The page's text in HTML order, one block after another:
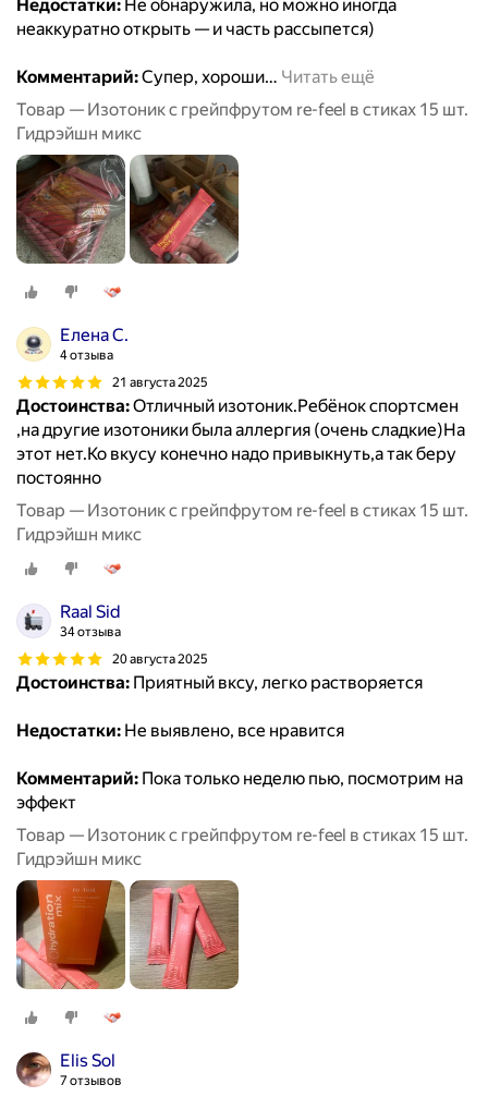
Недостатки: Не обнаружила, но можно иногда
неаккуратно открыть — и часть рассыпется)
Комментарий:Супер, хороши… Читать ещё
Товар — Изотоник с грейпфрутом re-feel в стиках 15 шт.
Гидрэйшн микс
Елена С.
4 отзыва
21 августа 2025
Достоинства:Отличный изотоник.Ребёнок спортсмен
,на другие изотоники была аллергия (очень сладкие)На
этот нет.Ко вкусу конечно надо привыкнуть,а так беру
постоянно
Товар — Изотоник с грейпфрутом re-feel в стиках 15 шт.
Гидрэйшн микс
Raal Sid
34 отзыва
20 августа 2025
Достоинства: Приятный вксу, легко растворяется
Недостатки: Не выявлено, все нравится
Комментарий: Пока только неделю пью, посмотрим на
эффект
Товар — Изотоник с грейпфрутом re-feel в стиках 15 шт.
Гидрэйшн микс
Elis Sol
7 отзывов